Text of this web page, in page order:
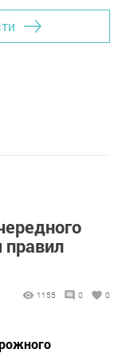
1155 0 0